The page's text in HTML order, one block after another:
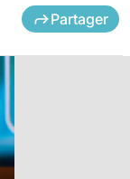
Partager